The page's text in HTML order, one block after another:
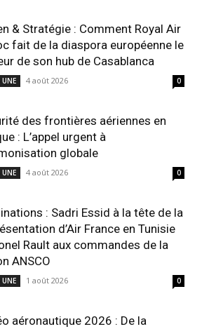
& Stratégie : Comment Royal Air
fait de la diaspora européenne le
de son hub de Casablanca
4 août 2026 0
des frontières aériennes en
: L’appel urgent à
globale
4 août 2026 0
: Sadri Essid à la tête de la
d’Air France en Tunisie
Rault aux commandes de la
ANSCO
1 août 2026 0
aéronautique 2026 : De la